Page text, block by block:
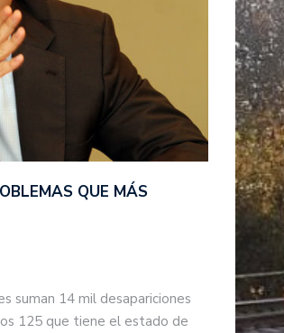
QUE MÁS
suman 14 mil desapariciones
125 que tiene el estado de